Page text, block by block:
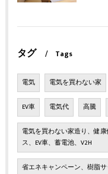
タグ Tags
電気 電気を買わない家
EV車 電気代 高騰
電気を買わない家造り、健
ス、EV車、蓄電池、V2H
省エネキャンペーン、樹脂サ